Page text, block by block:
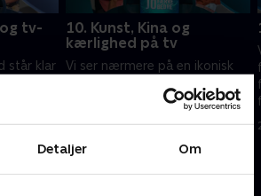
Detaljer Om
tv-
står klar
10. Kunst, Kina og
kærlighed på tv
Vi ser nærmere på en ikonisk
store kærlighed, når et